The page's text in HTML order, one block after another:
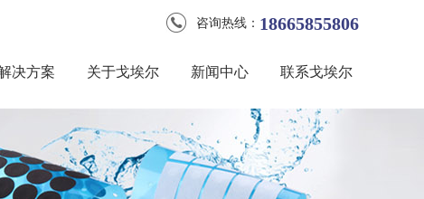
18665855806
咨询热线：
决方案 关于戈埃尔 新闻中心 联系戈埃尔